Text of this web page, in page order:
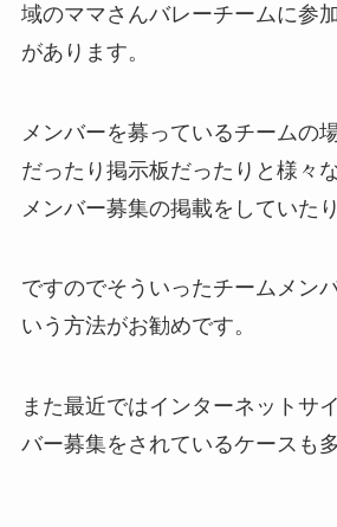
域のママさんバレーチームに参
があります。
メンバーを募っているチームの
だったり掲示板だったりと様々
メンバー募集の掲載をしていた
ですのでそういったチームメン
いう方法がお勧めです。
また最近ではインターネットサ
バー募集をされているケースも多